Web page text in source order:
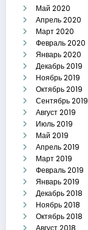
Май 2020
Апрель 2020
Март 2020
Февраль 2020
Январь 2020
Декабрь 2019
Ноябрь 2019
Октябрь 2019
Сентябрь 2019
Август 2019
Июль 2019
Май 2019
Апрель 2019
Март 2019
Февраль 2019
Январь 2019
Декабрь 2018
Ноябрь 2018
Октябрь 2018
Август 2018